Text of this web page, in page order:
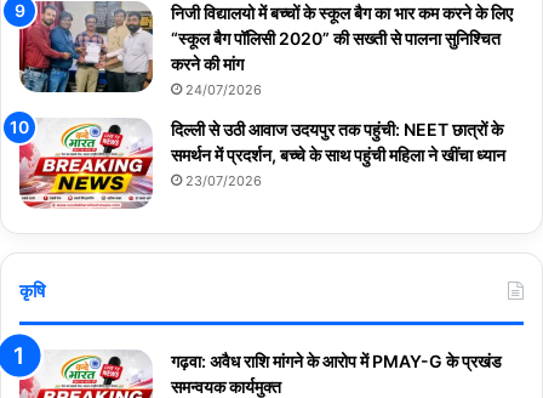
निजी विद्यालयो में बच्चों के स्कूल बैग का भार कम करने के लिए
“स्कूल बैग पॉलिसी 2020” की सख्ती से पालना सुनिश्चित
करने की मांग
24/07/2026
दिल्ली से उठी आवाज उदयपुर तक पहुंची: NEET छात्रों के
समर्थन में प्रदर्शन, बच्चे के साथ पहुंची महिला ने खींचा ध्यान
23/07/2026
कृषि
गढ़वा: अवैध राशि मांगने के आरोप में PMAY-G के प्रखंड
समन्वयक कार्यमुक्त